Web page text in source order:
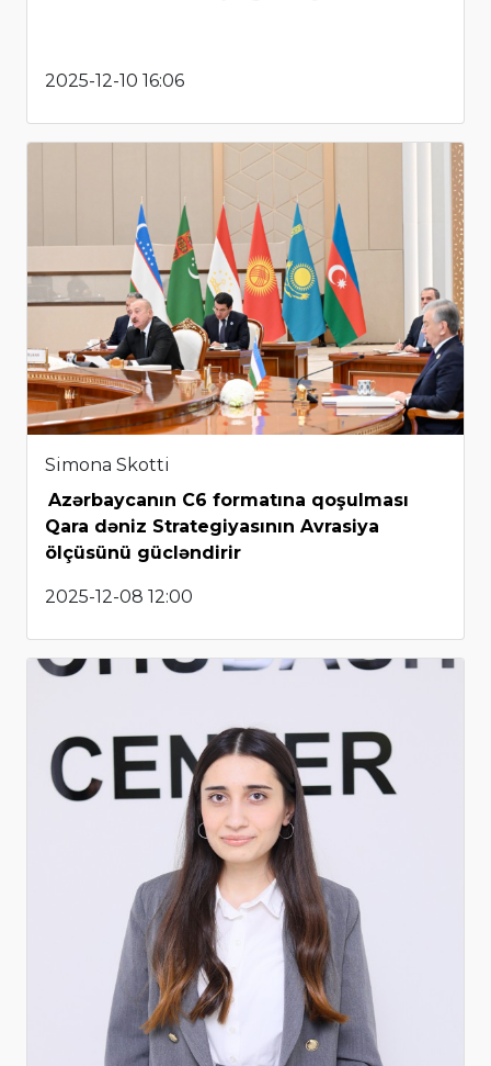
2025-12-10 16:06
Simona Skotti
Azərbaycanın C6 formatına qoşulması
Qara dəniz Strategiyasının Avrasiya
ölçüsünü gücləndirir
2025-12-08 12:00